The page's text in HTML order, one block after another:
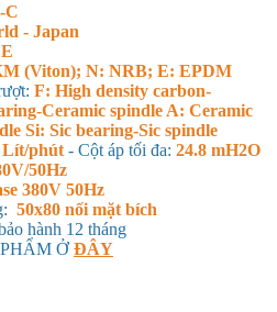
C
- Japan
(Viton); N: NRB; E: EPDM
F: High density carbon-
Ceramic spindle A: Ceramic
Si: Sic bearing-Sic spindle
Lít/phút - Cột áp tối đa: 24.8 mH2O
50Hz
380V 50Hz
50x80 nối mặt bích
hành 12 tháng
Ở ĐÂY